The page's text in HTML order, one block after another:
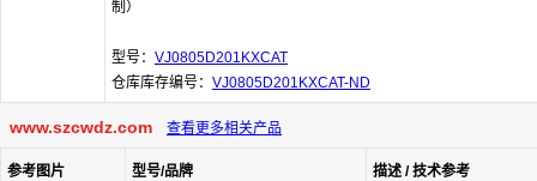
制）
型号： VJ0805D201KXCAT
仓库库存编号： VJ0805D201KXCAT-ND
www.szcwdz.com 查看更多相关产品
参考图片 型号/品牌 描述 / 技术参考